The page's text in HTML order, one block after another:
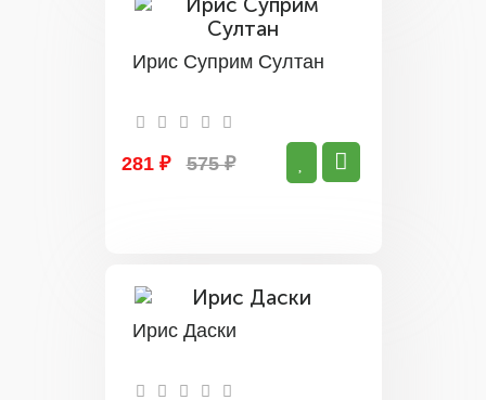
Ирис Суприм Султан
281 ₽ 575 ₽
Ирис Даски